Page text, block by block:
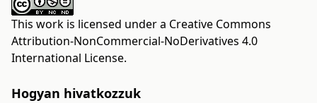
This work is licensed under a Creative Commons
Attribution-NonCommercial-NoDerivatives 4.0
International License.
Hogyan hivatkozzuk